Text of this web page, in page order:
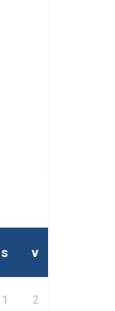
s v
1 2